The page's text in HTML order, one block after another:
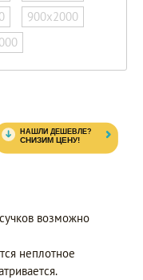
900х2000
возможно
неплотное